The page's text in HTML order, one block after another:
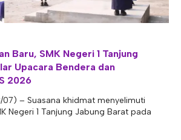
Baru, SMK Negeri 1 Tanjung
Upacara Bendera dan
2026
07) – Suasana khidmat menyelimuti
Negeri 1 Tanjung Jabung Barat pada